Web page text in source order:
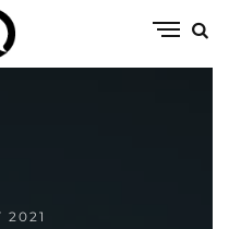
2021